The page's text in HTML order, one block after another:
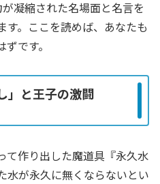
凝縮された名場面と名言を
す。ここを読めば、あなたも
です。
」と王子の激闘
て作り出した魔道具『永久水
水が永久に無くならないとい